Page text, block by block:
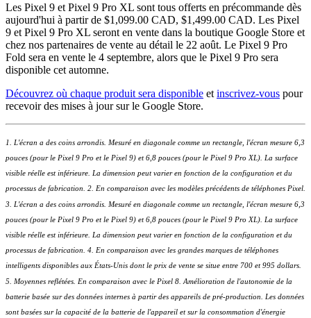
Les Pixel 9 et Pixel 9 Pro XL sont tous offerts en précommande dès
aujourd'hui à partir de $1,099.00 CAD, $1,499.00 CAD. Les Pixel
9 et Pixel 9 Pro XL seront en vente dans la boutique Google Store et
chez nos partenaires de vente au détail le 22 août. Le Pixel 9 Pro
Fold sera en vente le 4 septembre, alors que le Pixel 9 Pro sera
disponible cet automne.
Découvrez où chaque produit sera disponible et inscrivez-vous pour
recevoir des mises à jour sur le Google Store.
1. L'écran a des coins arrondis. Mesuré en diagonale comme un rectangle, l'écran mesure 6,3
pouces (pour le Pixel 9 Pro et le Pixel 9) et 6,8 pouces (pour le Pixel 9 Pro XL). La surface
visible réelle est inférieure. La dimension peut varier en fonction de la configuration et du
processus de fabrication. 2. En comparaison avec les modèles précédents de téléphones Pixel.
3. L'écran a des coins arrondis. Mesuré en diagonale comme un rectangle, l'écran mesure 6,3
pouces (pour le Pixel 9 Pro et le Pixel 9) et 6,8 pouces (pour le Pixel 9 Pro XL). La surface
visible réelle est inférieure. La dimension peut varier en fonction de la configuration et du
processus de fabrication. 4. En comparaison avec les grandes marques de téléphones
intelligents disponibles aux États-Unis dont le prix de vente se situe entre 700 et 995 dollars.
5. Moyennes reflétées. En comparaison avec le Pixel 8. Amélioration de l'autonomie de la
batterie basée sur des données internes à partir des appareils de pré-production. Les données
sont basées sur la capacité de la batterie de l'appareil et sur la consommation d'énergie